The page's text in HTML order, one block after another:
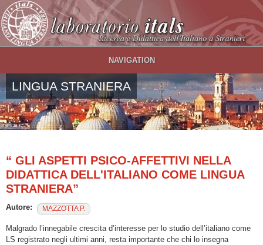
Salta al contenuto principale
NAVIGATION
LINGUA STRANIERA
“ GLI ASPETTI PSICO-AFFETTIVI NELLA
DIDATTICA DELL'ITALIANO COME LINGUA
STRANIERA”
Autore: MAZZOTTA P.
Malgrado l’innegabile crescita d’interesse per lo studio dell’italiano come
LS registrato negli ultimi anni, resta importante che chi lo insegna